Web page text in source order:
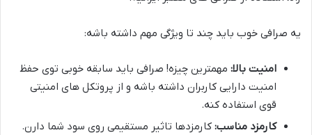
یه صرافی خوب باید چند تا ویژگی مهم داشته باشه:
امنیت بالا: مهمترین چیزه! صرافی باید سابقه خوبی توی حفظ
امنیت دارایی کاربران داشته باشه و از پروتکل های امنیتی
قوی استفاده کنه.
کارمزد مناسب: کارمزدها تاثیر مستقیمی روی سود شما دارن.